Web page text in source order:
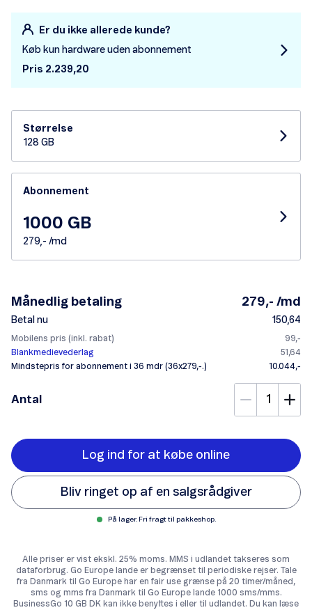
Er du ikke allerede kunde?
Køb kun hardware uden abonnement
Pris 2.239,20
Størrelse
128 GB
Abonnement
1000 GB
279,- /md
Månedlig betaling 279,- /md
Betal nu 150,64
Mobilens pris (inkl. rabat)
99,-
Blankmedievederlag
51,64
Mindstepris for abonnement i 36 mdr (36x279,-.)
10.044,-
Antal
Log ind for at købe online
Bliv ringet op af en salgsrådgiver
På lager. Fri fragt til pakkeshop.
Alle priser er vist ekskl. 25% moms. MMS i udlandet takseres som
dataforbrug. Go Europe lande er begrænset til periodiske rejser. Tale
fra Danmark til Go Europe har en fair use grænse på 20 timer/måned,
sms og mms fra Danmark til Go Europe lande 1000 sms/mms.
BusinessGo 10 GB DK kan ikke benyttes i eller til udlandet. Du kan læse